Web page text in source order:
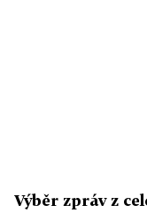
Výběr zpráv z